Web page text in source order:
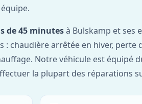
de 45 minutesà Bulskamp et ses
: chaudière arrêtée en hiver, perte
Notre véhicule est équipé
la plupart des réparations